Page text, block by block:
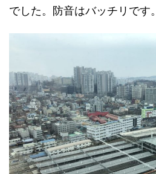
でした。防音はバッチリです。